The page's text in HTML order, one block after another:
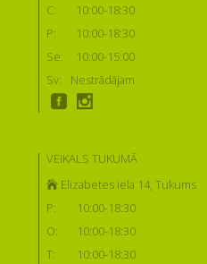
C:
10:00-18:30
P:
10:00-18:30
Se:
10:00-15:00
Sv:
Nestrādājam
VEIKALS TUKUMĀ
Elizabetes iela 14, Tukums
P:
10:00-18:30
O:
10:00-18:30
T:
10:00-18:30